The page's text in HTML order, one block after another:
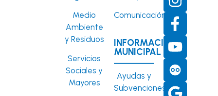
Medio
Ambiente
y Residuos
Servicios
Sociales y
Mayores
Comunicación
INFORMACIÓN
MUNICIPAL
Ayudas y
Subvenciones